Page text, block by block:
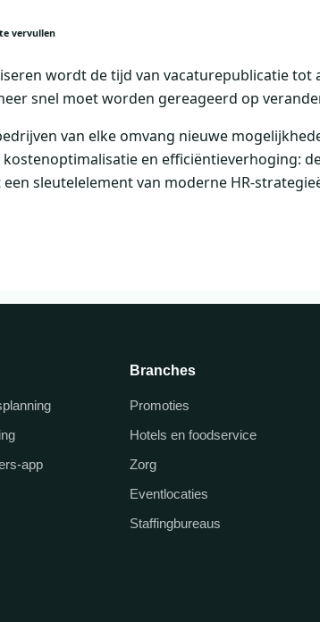
vervullen
wordt de tijd van vacaturepublicatie tot
snel moet worden gereageerd op
van elke omvang nieuwe
en efficiëntieverhoging:
sleutelelement van moderne HR-
app
Branches
Promoties
Hotels en foodservice
Zorg
Eventlocaties
Staffingbureaus